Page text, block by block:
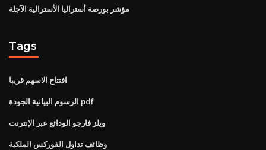
مؤشر بورصة أستراليا الأسترالية الآجلة
Tags
افتتاح الاسهم قريبا
الرسوم البيانية الجودة pdf
ويلز فارجو الودائع عبر الإنترنت
وظائف تداول الفوركس الملكية